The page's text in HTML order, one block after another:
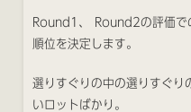
Round1、 Round2の評価で
順位を決定します。
選りすぐりの中の選りすぐり
いロットばかり。